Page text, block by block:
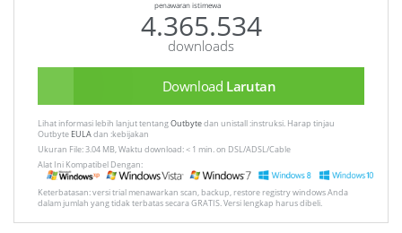
penawaran istimewa
4.365.534
downloads
Download Larutan
Lihat informasi lebih lanjut tentangOutbytedan unistall :instruksi. Harap tinjau
Outbyte EULAdan :kebijakan
Ukuran File: 3.04 MB, Waktu download: < 1 min. on DSL/ADSL/Cable
Alat Ini Kompatibel Dengan:
Keterbatasan: versi trial menawarkan scan, backup, restore registry windows Anda
dalam jumlah yang tidak terbatas secara GRATIS. Versi lengkap harus dibeli.